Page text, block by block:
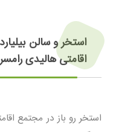
استخر و سالن
اقامتی هالیدی رامسر
استخر رو باز در مجتمع